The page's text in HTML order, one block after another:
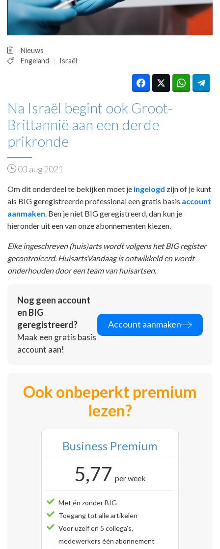
PRAKTIJKZAKEN
TARIEVEN
MEDISCHE VAKHANDEL
Nieuws
Engeland
Israël
Na Israël begint ook Groot-
Brittannië aan een derde
prikronde
03 aug 2021
Om dit onderdeel te bekijken moet je ingelogd zijn of je kunt
als BIG geregistreerde professional een gratis basis account
aanmaken. Ben je niet BIG geregistreerd, dan kun je
hieronder uit een van onze abonnementen kiezen.
Elke ingeschreven (huis)arts wordt volgens het BIG register
gecontroleerd. HuisartsVandaag is ontwikkeld en wordt
onderhouden door een team van huisartsen.
Nog geen account
en BIG
geregistreerd?
Maak een gratis basis
account aan!
Account aanmaken
Ook onbeperkt premium
lezen?
Business Premium
5,77 per week
Met én zonder BIG
Toegang tot alle artikelen
Voor uzelf en 5 collega’s,
medewerkers één abonnement